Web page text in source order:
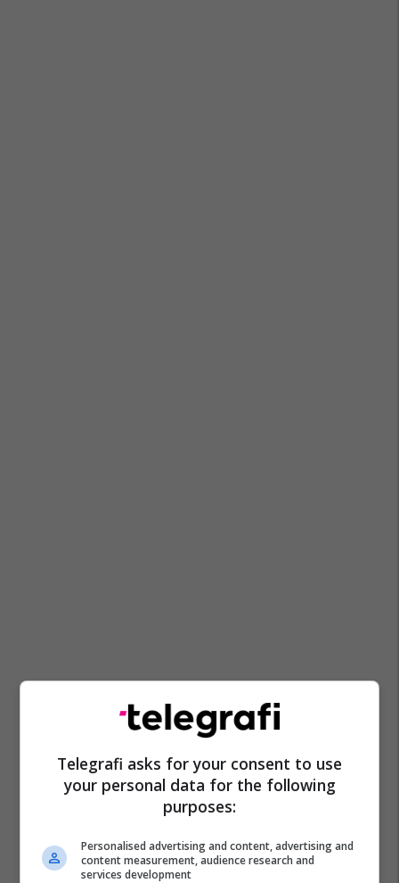
Telegrafi asks for your consent to use
your personal data for the following
purposes:
Personalised advertising and content, advertising and
content measurement, audience research and
services development